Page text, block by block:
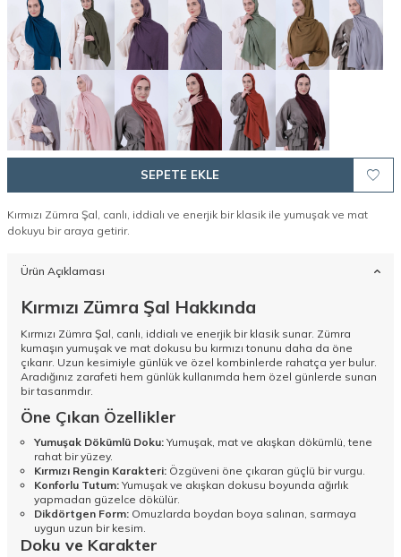
SEPETE EKLE
Kırmızı Zümra Şal, canlı, iddialı ve enerjik bir klasik ile yumuşak ve mat
dokuyu bir araya getirir.
Ürün Açıklaması
Kırmızı Zümra Şal Hakkında
Kırmızı Zümra Şal, canlı, iddialı ve enerjik bir klasik sunar. Zümra
kumaşın yumuşak ve mat dokusu bu kırmızı tonunu daha da öne
çıkarır. Uzun kesimiyle günlük ve özel kombinlerde rahatça yer bulur.
Aradığınız zarafeti hem günlük kullanımda hem özel günlerde sunan
bir tasarımdır.
Öne Çıkan Özellikler
Yumuşak Dökümlü Doku: Yumuşak, mat ve akışkan dökümlü, tene
rahat bir yüzey.
Kırmızı Rengin Karakteri: Özgüveni öne çıkaran güçlü bir vurgu.
Konforlu Tutum: Yumuşak ve akışkan dokusu boyunda ağırlık
yapmadan güzelce dökülür.
Dikdörtgen Form: Omuzlarda boydan boya salınan, sarmaya
uygun uzun bir kesim.
Doku ve Karakter